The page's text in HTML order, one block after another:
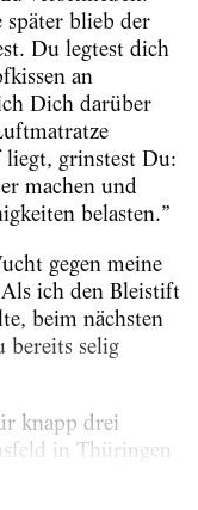
später blieb der
Du legtest dich
an
Dich darüber
liegt, grinstest Du:
machen und
belasten.”
gegen meine
ich den Bleistift
beim nächsten
bereits selig
knapp drei
in Thüringen